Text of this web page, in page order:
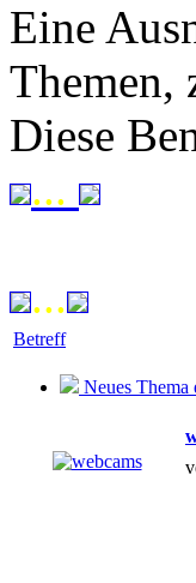
Eine
Themen,
Diese
...
...
Betreff
Neues Thema